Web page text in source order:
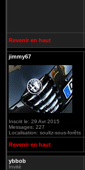
Revenir en haut
jimmy67
Inscrit le: 29 Avr 2015
Messages: 227
Localisation: soultz-sous-forêts
Revenir en haut
ybbob
Invité